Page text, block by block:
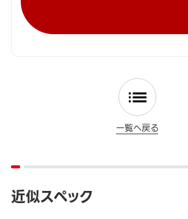
一覧へ戻る
近似スペック